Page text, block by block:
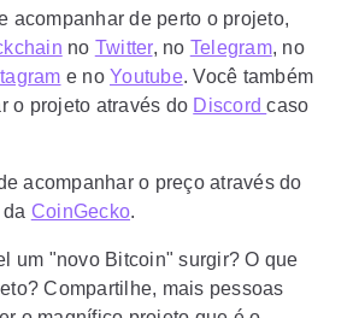
acompanhar de perto o projeto,
no Twitter, no Telegram, no
e no Youtube. Você também
o projeto através do Discordcaso
acompanhar o preço através do
da CoinGecko.
um "novo Bitcoin" surgir? O que
Compartilhe, mais pessoas